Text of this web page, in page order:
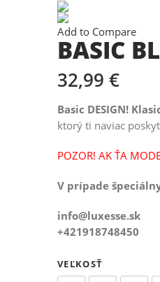
Add to Compare
BASIC
32,99 €
Basic DESIGN!
ktorý ti naviac
POZOR! AK ŤA
V prípade
info@luxesse.sk
+421918748450
VEĽKOSŤ